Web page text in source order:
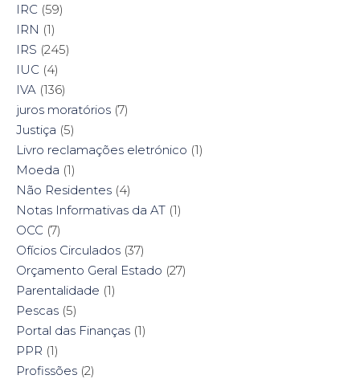
IRC (59)
IRN (1)
IRS (245)
IUC (4)
IVA (136)
juros moratórios (7)
Justiça (5)
Livro reclamações eletrónico (1)
Moeda (1)
Não Residentes (4)
Notas Informativas da AT (1)
OCC (7)
Ofícios Circulados (37)
Orçamento Geral Estado (27)
Parentalidade (1)
Pescas (5)
Portal das Finanças (1)
PPR (1)
Profissões (2)